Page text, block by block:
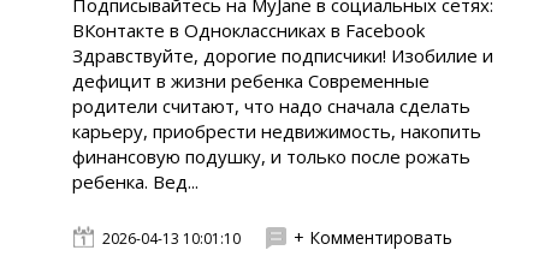
Подписывайтесь на MyJane в социальных сетях:
ВКонтакте в Одноклассниках в Facebook
Здравствуйте, дорогие подписчики! Изобилие и
дефицит в жизни ребенка Современные
родители считают, что надо сначала сделать
карьеру, приобрести недвижимость, накопить
финансовую подушку, и только после рожать
ребенка. Вед...
2026-04-13 10:01:10 + Комментировать